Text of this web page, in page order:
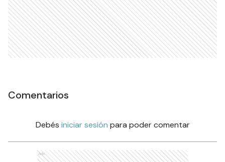
Comentarios
Debés iniciar sesión para poder comentar
Ads